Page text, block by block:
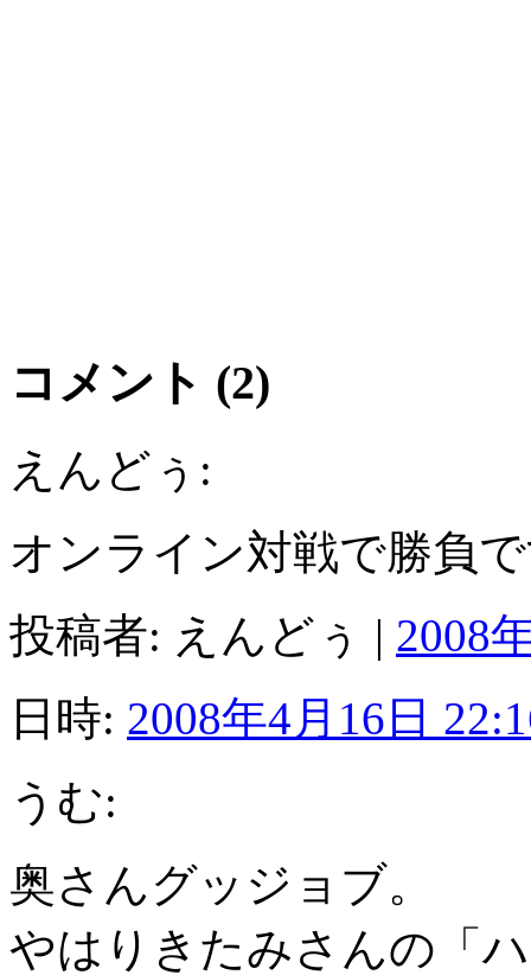
コメント (2)
えんどぅ:
オンライン対戦で勝負
投稿者: えんどぅ | 2008
日時: 2008年4月16日
うむ:
奥さんグッジョブ。
やはりきたみさんの「